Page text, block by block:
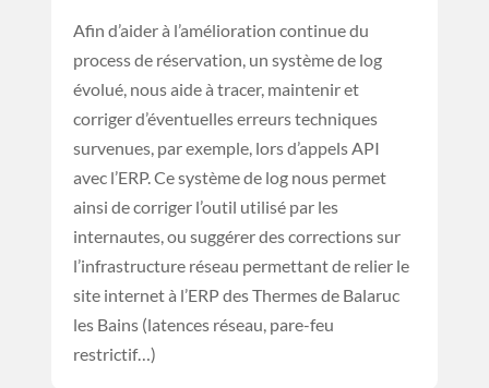
Afin d’aider à l’amélioration continue du
process de réservation, un système de log
évolué, nous aide à tracer, maintenir et
corriger d’éventuelles erreurs techniques
survenues, par exemple, lors d’appels API
avec l’ERP. Ce système de log nous permet
ainsi de corriger l’outil utilisé par les
internautes, ou suggérer des corrections sur
l’infrastructure réseau permettant de relier le
site internet à l’ERP des Thermes de Balaruc
les Bains (latences réseau, pare-feu
restrictif…)